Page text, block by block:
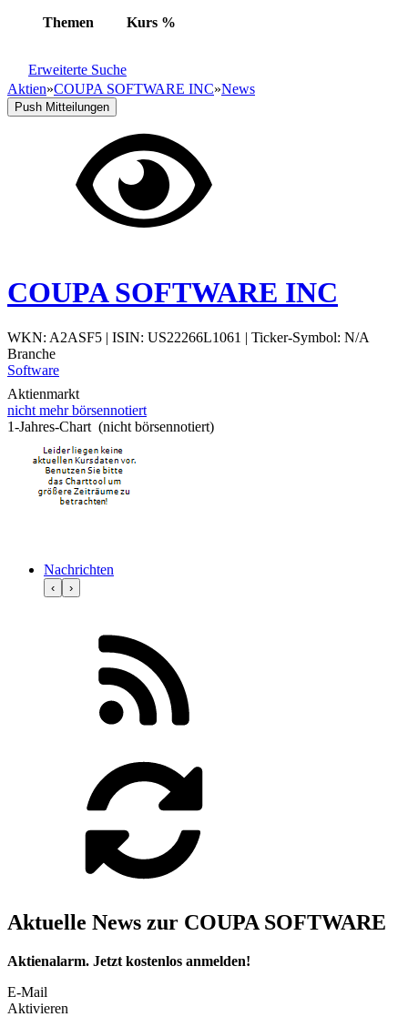
Themen Kurs %
Erweiterte Suche
Aktien»COUPA SOFTWARE INC»News
Push Mitteilungen
COUPA SOFTWARE INC
WKN: A2ASF5 | ISIN: US22266L1061 | Ticker-Symbol: N/A
Branche
Software
Aktienmarkt
nicht mehr börsennotiert
1-Jahres-Chart (nicht börsennotiert)
Nachrichten
‹ ›
Aktuelle News zur COUPA SOFTWARE
Aktienalarm. Jetzt kostenlos anmelden!
E-Mail
Aktivieren